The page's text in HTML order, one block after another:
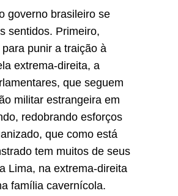
governo brasileiro se
sentidos. Primeiro,
punir a traição à
extrema-direita, a
que seguem
militar estrangeira em
redobrando esforços
que como está
tem muitos de seus
Lima, na extrema-direita
família cavernícola.